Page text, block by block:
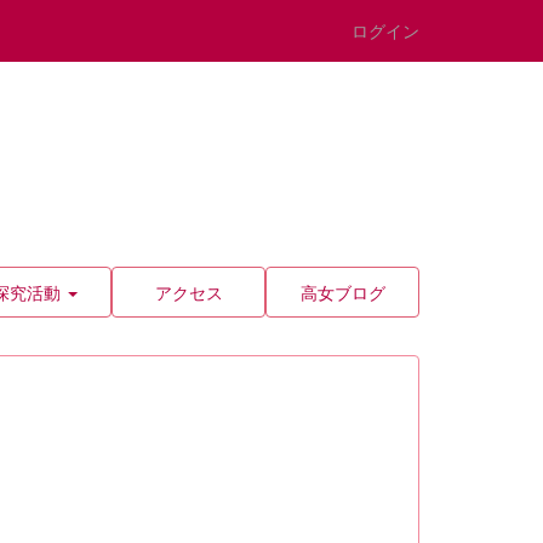
ログイン
究活動 アクセス 高女ブログ